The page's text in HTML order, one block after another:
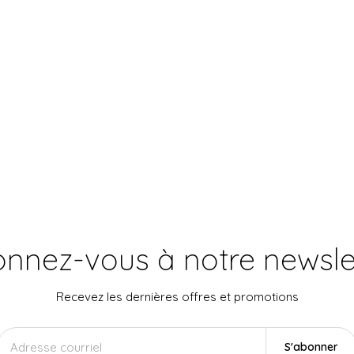
vous à notre
Recevez les dernières offres et promotions
S'abonner